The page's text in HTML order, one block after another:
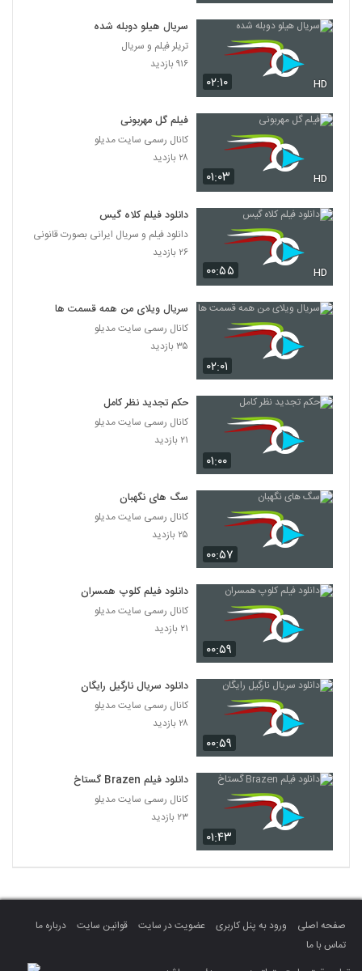
۰۲:۱۰ HD
سریال هیلو دوبله شده
تریلر فیلم و سریال
۹۱۶ بازدید
۰۱:۰۳ HD
فیلم گل مهربونی
کانال رسمی سایت مدیلو
۲۸ بازدید
۰۰:۵۵ HD
دانلود فیلم کلاه گیس
دانلود فیلم و سریال ایرانی بصورت قانونی
۲۶ بازدید
۰۲:۰۱
سریال ویلای من همه قسمت ها
کانال رسمی سایت مدیلو
۳۵ بازدید
۰۱:۰۰
حکم تجدید نظر کامل
کانال رسمی سایت مدیلو
۲۱ بازدید
۰۰:۵۷
سگ های نگهبان
کانال رسمی سایت مدیلو
۲۵ بازدید
۰۰:۵۹
دانلود فیلم کلوپ همسران
کانال رسمی سایت مدیلو
۲۱ بازدید
۰۰:۵۹
دانلود سریال نارگیل رایگان
کانال رسمی سایت مدیلو
۲۸ بازدید
۰۱:۴۳
دانلود فیلم Brazen گستاخ
کانال رسمی سایت مدیلو
۲۳ بازدید
صفحه اصلی ورود به پنل کاربری عضویت در سایت قوانین سایت
درباره ما
تماس با ما